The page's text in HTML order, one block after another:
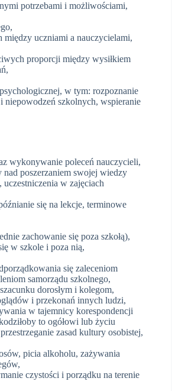
potrzebami i możliwościami,
uczniami a nauczycielami,
proporcji między wysiłkiem
w tym: rozpoznanie
szkolnych, wspieranie
wykonywanie poleceń nauczycieli,
nad poszerzaniem swojej wiedzy
w zajęciach
się na lekcje, terminowe
zachowanie się poza szkołą),
w szkole i poza nią,
się zaleceniom
samorządu szkolnego,
dorosłym i kolegom,
i przekonań innych ludzi,
w tajemnicy korespondencji
to ogółowi lub życiu
zasad kultury osobistej,
picia alkoholu, zażywania
czystości i porządku na terenie